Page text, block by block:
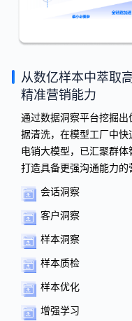
从数亿样本中萃取
精准营销能力
通过数据洞察平台挖掘
据清洗，在模型工厂中
电销大模型，已汇聚群体
打造具备更强沟通能力的
会话洞察
客户洞察
样本洞察
样本质检
样本优化
增强学习